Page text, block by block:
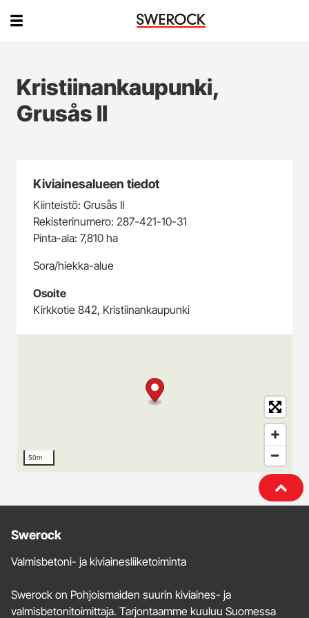
Kristiinankaupunki,
Grusås II
Kiviainesalueen tiedot
Kiinteistö: Grusås II
Rekisterinumero: 287-421-10-31
Pinta-ala: 7,810 ha
Sora/hiekka-alue
Osoite
Kirkkotie 842, Kristiinankaupunki
50m
Lisätietoja
ja
Swerock
Valmisbetoni- ja kiviainesliiketoiminta
Swerock on Pohjoismaiden suurin kiviaines- ja
valmisbetonitoimittaja. Tarjontaamme kuuluu Suomessa